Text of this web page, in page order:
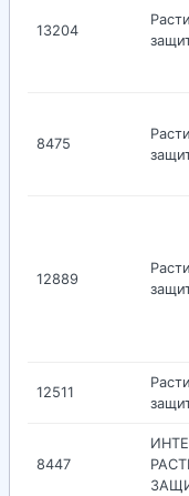
13204
8475
12889
12511
8447